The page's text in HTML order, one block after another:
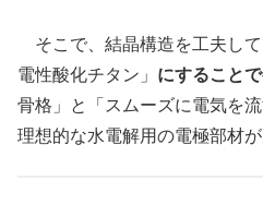
そこで、結晶構造を工夫し
電性酸化チタン」 にすることで
骨格」と「スムーズに電気を
理想的な水電解用の電極部材が